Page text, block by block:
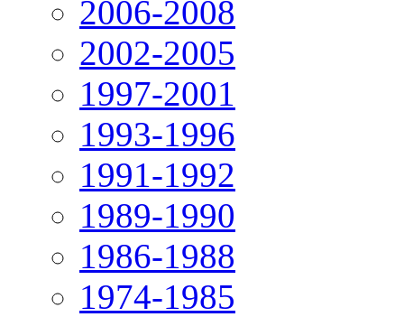
2006-2008
2002-2005
1997-2001
1993-1996
1991-1992
1989-1990
1986-1988
1974-1985